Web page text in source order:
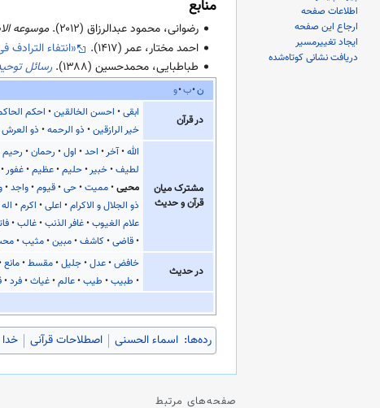
منابع
رضوانی، محمود عبدالرزاق (۲۰۱۲).موسوعه
احمد مختار، عمر (۱۴۱۷). «انتفاء الترادف
طباطبایی، محمدحسین (۱۳۸۸).رسائل
ن ب و
در قرآن
ابقی احسن الخالقین احکم
خیر الرازقین ذو الرحمه ذو العرش
مشترک میان
قرآن و حدیث
الله آخر احد اول رحمان رحیم
لطیف خبیر حلیم عظیم غفور
محیی ممیت حی قیوم واجد
ذو الجلال و الاکرام اعلی اکرم اله
علام الغیوب غافر الذنب غالب
قاضی کاشف مبین مثیب
در حدیث
خافض عدل جلیل مقسط مانع
طبیب طیب عالم غیاث فرد
رده‌ها: اسماء الحسنی اصطلاحات قرآنی
صفحه‌های مرتبط
اطلاعات صفحه
ارجاع این صفحه
ایجاد تغییرمسیر
دریافت نشانی کوتاه‌شده